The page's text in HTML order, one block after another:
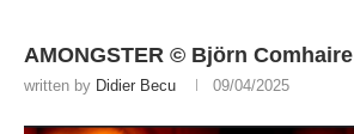
AMONGSTER © Björn Comhaire
written by Didier Becu 09/04/2025